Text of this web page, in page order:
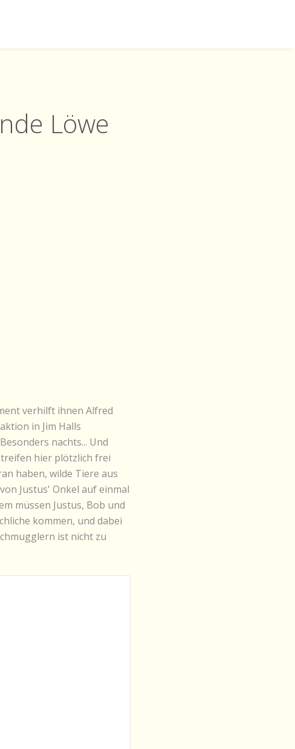
Löwe
verhilft ihnen Alfred
in Jim Halls
nachts... Und
hier plötzlich frei
haben, wilde Tiere aus
Justus' Onkel auf einmal
müssen Justus, Bob und
kommen, und dabei
ist nicht zu